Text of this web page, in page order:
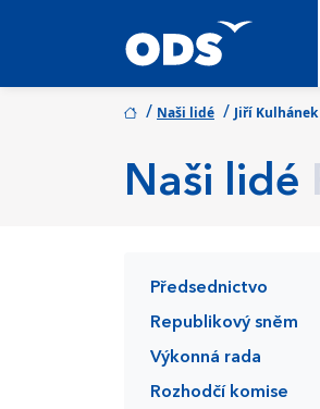
/ Naši lidé / Jiří Kulhánek
Naši lidé
Předsednictvo
Republikový sněm
Výkonná rada
Rozhodčí komise